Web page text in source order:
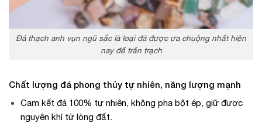
Đá thạch anh vụn ngũ sắc là loại đá được ưa chuộng nhất hiện
nay để trấn trạch
Chất lượng đá phong thủy tự nhiên, năng lượng mạnh
Cam kết đá 100% tự nhiên, không pha bột ép, giữ được
nguyên khí từ lòng đất.